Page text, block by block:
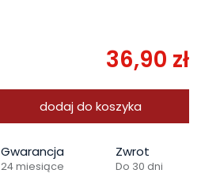
36,90 zł
dodaj do koszyka
Gwarancja
24 miesiące
Zwrot
Do 30 dni